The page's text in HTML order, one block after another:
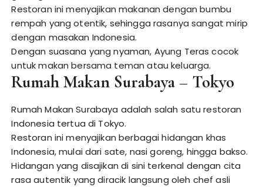
Restoran ini menyajikan makanan dengan bumbu
rempah yang otentik, sehingga rasanya sangat mirip
dengan masakan Indonesia.
Dengan suasana yang nyaman, Ayung Teras cocok
untuk makan bersama teman atau keluarga.
Rumah Makan Surabaya – Tokyo
Rumah Makan Surabaya adalah salah satu restoran
Indonesia tertua di Tokyo.
Restoran ini menyajikan berbagai hidangan khas
Indonesia, mulai dari sate, nasi goreng, hingga bakso.
Hidangan yang disajikan di sini terkenal dengan cita
rasa autentik yang diracik langsung oleh chef asli